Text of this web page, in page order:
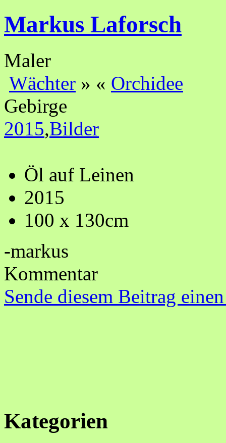
Markus Laforsch
Maler
Wächter » « Orchidee
Gebirge
2015,Bilder
Öl auf Leinen
2015
100 x 130cm
-markus
Kommentar
Sende diesem Beitrag
Kategorien